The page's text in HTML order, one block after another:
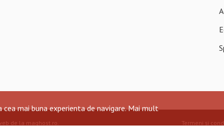
de la maghost.ro. Termeni și
mai buna experienta de navigare.Mai mult